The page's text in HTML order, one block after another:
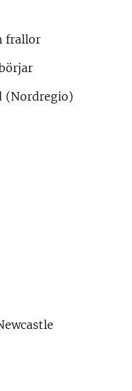
frallor
(Nordregio)